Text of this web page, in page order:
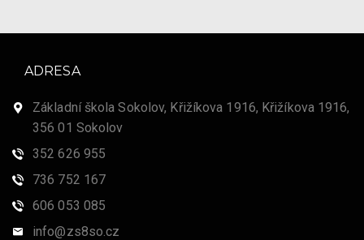
ADRESA
Základní škola Sokolov, Křižíkova 1916, Křižíkova 1916,
356 01 Sokolov
352 626 955
736 752 167
606 053 085
info@zs8so.cz